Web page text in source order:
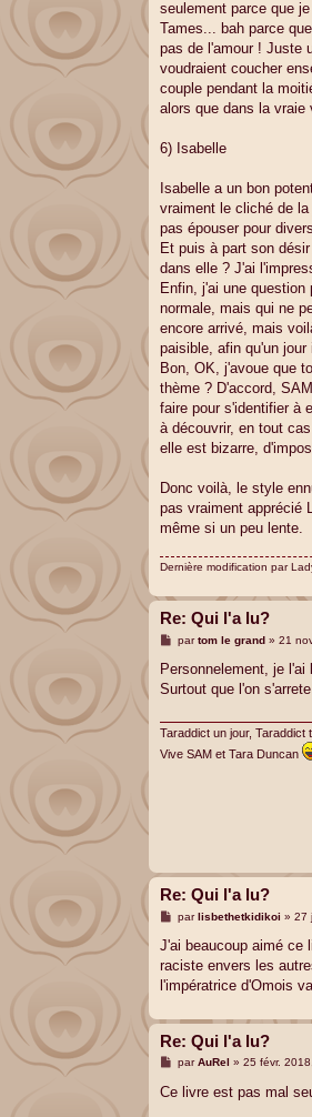
seulement parce que
Tames... bah parce
pas de l'amour ! Juste
voudraient coucher
couple pendant la
alors que dans la vraie
6) Isabelle
Isabelle a un bon
vraiment le cliché de
pas épouser pour
Et puis à part son
dans elle ? J'ai
Enfin, j'ai une
normale, mais qui ne
encore arrivé, mais
paisible, afin qu'un
Bon, OK, j'avoue que
thème ? D'accord,
faire pour s'identifier à
à découvrir, en tout
elle est bizarre,
Donc voilà, le style
pas vraiment apprécié
même si un peu lente.
Dernière modification par
Re: Qui l'a lu?
M
s
a
partom le grand »21
Personnelement, je l'ai
Surtout que l'on
Taraddict un jour, Taraddict
Vive SAM et Tara Duncan
Re: Qui l'a lu?
M
s
a
g
parlisbethetkidikoi »27
J'ai beaucoup aimé ce
raciste envers les
l'impératrice d'Omois
Re: Qui l'a lu?
M
s
s
parAuRel »25 févr.
Ce livre est pas mal